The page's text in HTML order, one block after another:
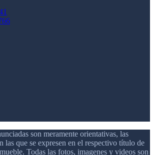
son meramente orientativas, las
las que se expresen en el respectivo título de
Todas las fotos, imagenes y videos son